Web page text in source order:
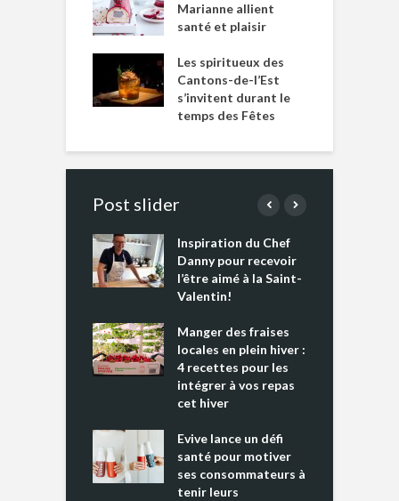
Marianne allient
santé et plaisir
Les spiritueux des
Cantons-de-l’Est
s’invitent durant le
temps des Fêtes
Post slider
Inspiration du Chef
Danny pour recevoir
l’être aimé à la Saint-
Valentin!
Manger des fraises
locales en plein hiver :
4 recettes pour les
intégrer à vos repas
cet hiver
Evive lance un défi
santé pour motiver
ses consommateurs à
tenir leurs